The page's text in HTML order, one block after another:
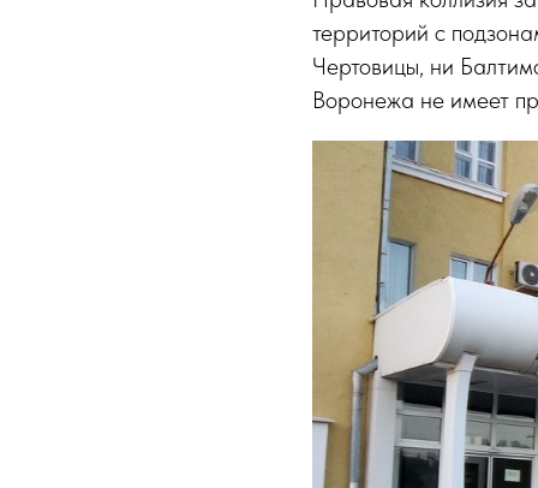
территорий с
Чертовицы, ни
Воронежа не имеет